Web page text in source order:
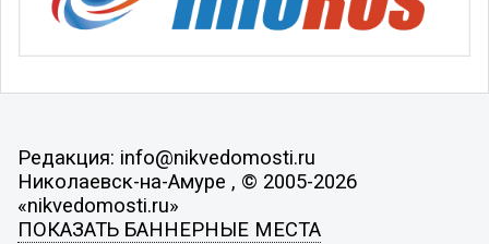
Редакция: info@nikvedomosti.ru
Николаевск-на-Амуре , © 2005-2026
«nikvedomosti.ru»
ПОКАЗАТЬ БАННЕРНЫЕ МЕСТА